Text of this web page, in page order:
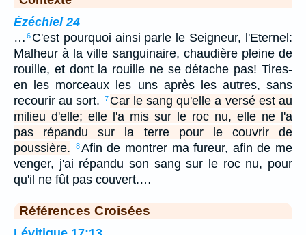
Ézéchiel 24
… 6 C'est pourquoi ainsi parle le Seigneur, l'Eternel:
Malheur à la ville sanguinaire, chaudière pleine de
rouille, et dont la rouille ne se détache pas! Tires-
en les morceaux les uns après les autres, sans
recourir au sort.
7 Car le sang qu'elle a versé est au
milieu d'elle; elle l'a mis sur le roc nu, elle ne l'a
pas répandu sur la terre pour le couvrir de
poussière.
8Afin de montrer ma fureur, afin de me
venger, j'ai répandu son sang sur le roc nu, pour
qu'il ne fût pas couvert.…
Références Croisées